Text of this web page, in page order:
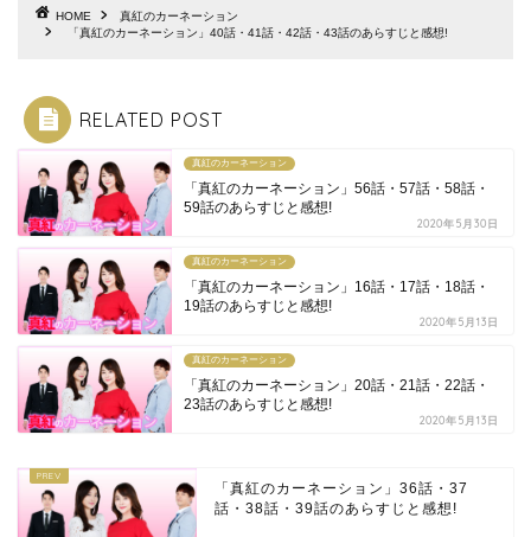
HOME
真紅のカーネーション
「真紅のカーネーション」40話・41話・42話・43話のあらすじと感想!
RELATED POST
真紅のカーネーション
「真紅のカーネーション」56話・57話・58話・
59話のあらすじと感想!
2020年5月30日
真紅のカーネーション
「真紅のカーネーション」16話・17話・18話・
19話のあらすじと感想!
2020年5月13日
真紅のカーネーション
「真紅のカーネーション」20話・21話・22話・
23話のあらすじと感想!
2020年5月13日
「真紅のカーネーション」36話・37
話・38話・39話のあらすじと感想!